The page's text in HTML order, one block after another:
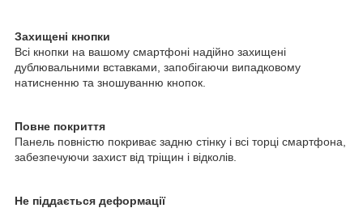
Захищені кнопки
Всі кнопки на вашому смартфоні надійно захищені
дублювальними вставками, запобігаючи випадковому
натисненню та зношуванню кнопок.
Повне покриття
Панель повністю покриває задню стінку і всі торці смартфона,
забезпечуючи захист від тріщин і відколів.
Не піддається деформації